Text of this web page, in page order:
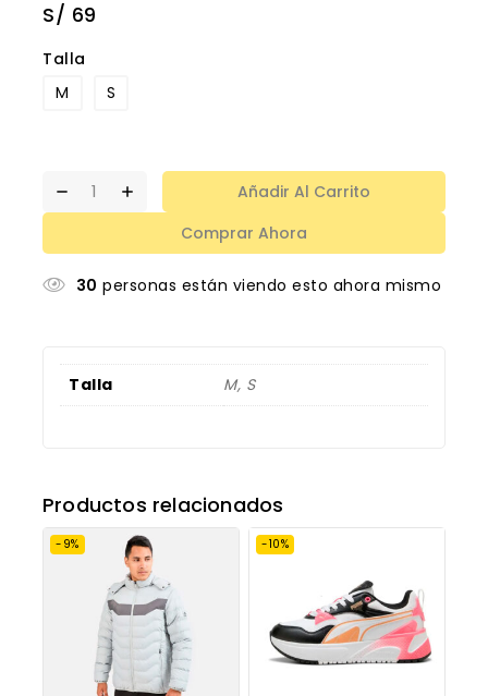
S/ 69
Talla
M
S
Añadir Al Carrito
Comprar Ahora
30 personas están viendo esto ahora mismo
Talla M, S
Productos relacionados
-9% -10%